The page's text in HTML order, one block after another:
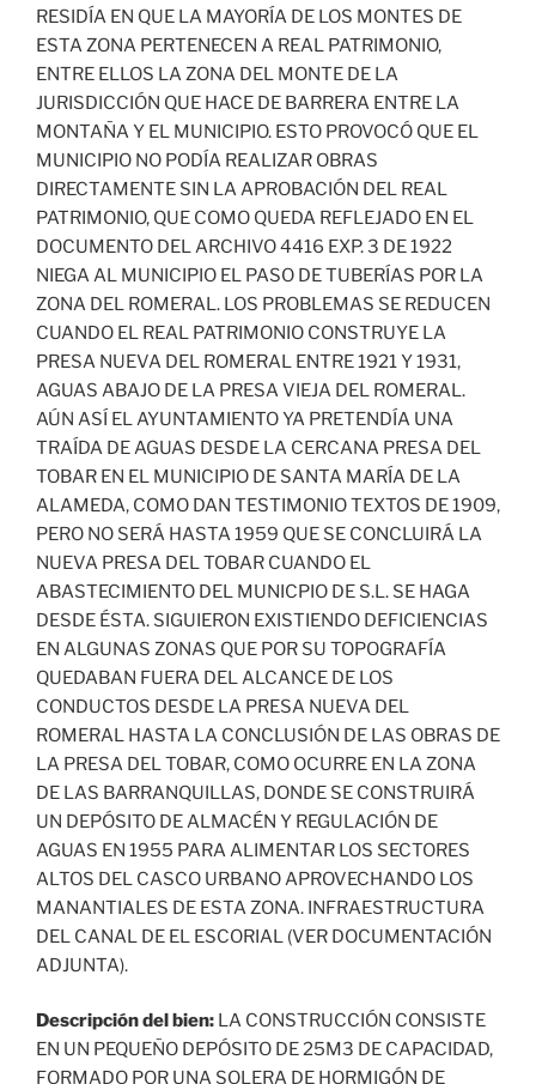
RESIDÍA EN QUE LA MAYORÍA DE LOS MONTES DE
ESTA ZONA PERTENECEN A REAL PATRIMONIO,
ENTRE ELLOS LA ZONA DEL MONTE DE LA
JURISDICCIÓN QUE HACE DE BARRERA ENTRE LA
MONTAÑA Y EL MUNICIPIO. ESTO PROVOCÓ QUE EL
MUNICIPIO NO PODÍA REALIZAR OBRAS
DIRECTAMENTE SIN LA APROBACIÓN DEL REAL
PATRIMONIO, QUE COMO QUEDA REFLEJADO EN EL
DOCUMENTO DEL ARCHIVO 4416 EXP. 3 DE 1922
NIEGA AL MUNICIPIO EL PASO DE TUBERÍAS POR LA
ZONA DEL ROMERAL. LOS PROBLEMAS SE REDUCEN
CUANDO EL REAL PATRIMONIO CONSTRUYE LA
PRESA NUEVA DEL ROMERAL ENTRE 1921 Y 1931,
AGUAS ABAJO DE LA PRESA VIEJA DEL ROMERAL.
AÚN ASÍ EL AYUNTAMIENTO YA PRETENDÍA UNA
TRAÍDA DE AGUAS DESDE LA CERCANA PRESA DEL
TOBAR EN EL MUNICIPIO DE SANTA MARÍA DE LA
ALAMEDA, COMO DAN TESTIMONIO TEXTOS DE 1909,
PERO NO SERÁ HASTA 1959 QUE SE CONCLUIRÁ LA
NUEVA PRESA DEL TOBAR CUANDO EL
ABASTECIMIENTO DEL MUNICPIO DE S.L. SE HAGA
DESDE ÉSTA. SIGUIERON EXISTIENDO DEFICIENCIAS
EN ALGUNAS ZONAS QUE POR SU TOPOGRAFÍA
QUEDABAN FUERA DEL ALCANCE DE LOS
CONDUCTOS DESDE LA PRESA NUEVA DEL
ROMERAL HASTA LA CONCLUSIÓN DE LAS OBRAS DE
LA PRESA DEL TOBAR, COMO OCURRE EN LA ZONA
DE LAS BARRANQUILLAS, DONDE SE CONSTRUIRÁ
UN DEPÓSITO DE ALMACÉN Y REGULACIÓN DE
AGUAS EN 1955 PARA ALIMENTAR LOS SECTORES
ALTOS DEL CASCO URBANO APROVECHANDO LOS
MANANTIALES DE ESTA ZONA. INFRAESTRUCTURA
DEL CANAL DE EL ESCORIAL (VER DOCUMENTACIÓN
ADJUNTA).
Descripción del bien: LA CONSTRUCCIÓN CONSISTE
EN UN PEQUEÑO DEPÓSITO DE 25M3 DE CAPACIDAD,
FORMADO POR UNA SOLERA DE HORMIGÓN DE